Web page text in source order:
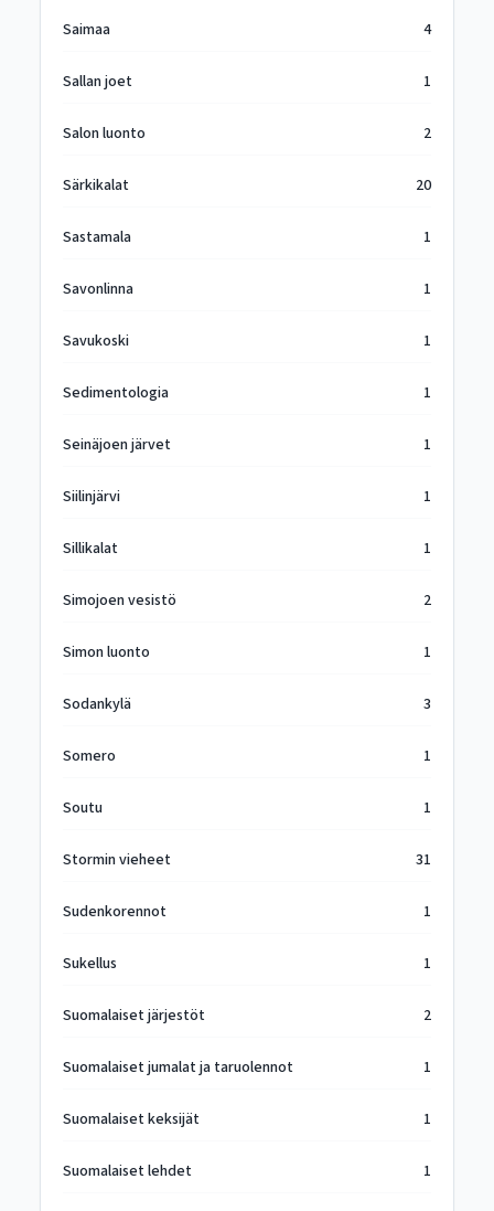
Saimaa 4
Sallan joet 1
Salon luonto 2
Särkikalat 20
Sastamala 1
Savonlinna 1
Savukoski 1
Sedimentologia 1
Seinäjoen järvet 1
Siilinjärvi 1
Sillikalat 1
Simojoen vesistö 2
Simon luonto 1
Sodankylä 3
Somero 1
Soutu 1
Stormin vieheet 31
Sudenkorennot 1
Sukellus 1
Suomalaiset järjestöt 2
Suomalaiset jumalat ja taruolennot 1
Suomalaiset keksijät 1
Suomalaiset lehdet 1